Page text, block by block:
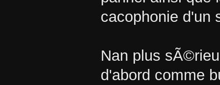
cacophonie d'un
Nan plus
d'abord comme